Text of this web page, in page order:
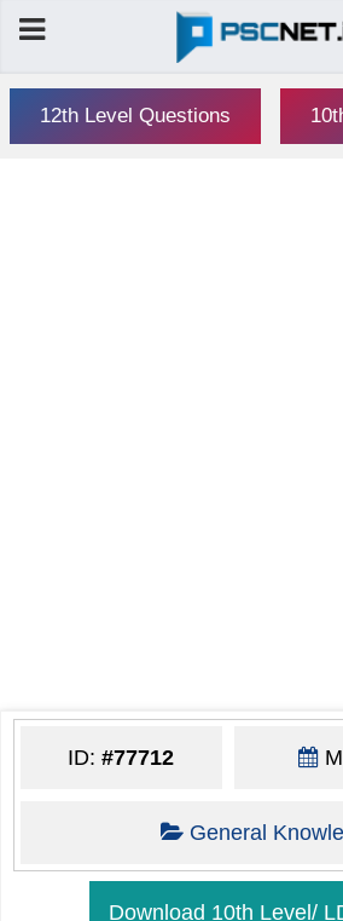
12th Level Questions
ID:#77712
General
Download 10th Level/